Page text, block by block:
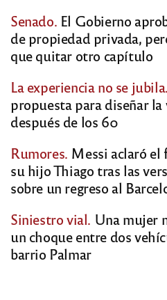
Senado. El Gobierno
de propiedad privada,
que quitar otro capítulo
La experiencia no se jubila.
propuesta para diseñar la
después de los 60
Rumores. Messi aclaró
su hijo Thiago tras las
sobre un regreso al
Siniestro vial. Una mujer
un choque entre dos
barrio Palmar